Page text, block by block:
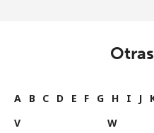
A B C D E F G H I J
V
W